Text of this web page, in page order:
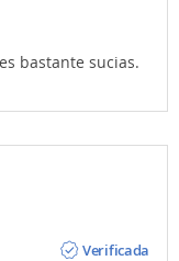
bastante sucias.
Verificada